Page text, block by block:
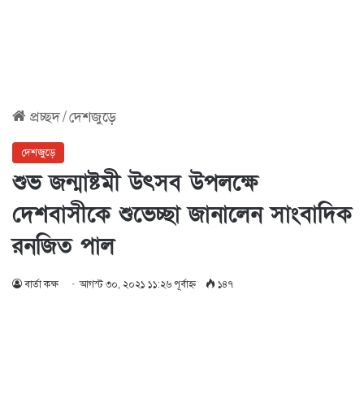
প্রচ্ছদ/দেশজুড়ে
দেশজুড়ে
শুভ জন্মাষ্টমী উৎসব উপলক্ষে
দেশবাসীকে শুভেচ্ছা জানালেন সাংবাদিক
রনজিত পাল
বার্তা কক্ষ আগস্ট ৩০, ২০২১ ১১:২৬ পূর্বাহ্ণ ১৪৭